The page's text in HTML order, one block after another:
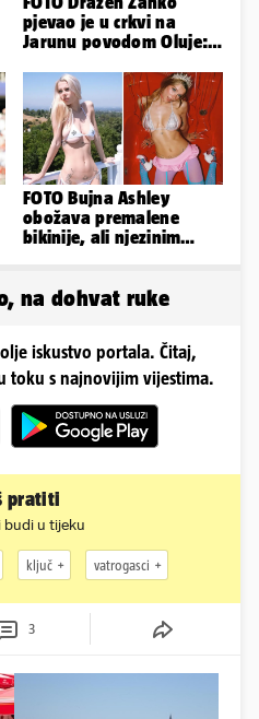
pjevao je u crkvi na
Jarunu povodom Oluje:
nastup
FOTO Bujna Ashley
obožava premalene
bikinije, ali njezinim
na dohvat ruke
iskustvo portala. Čitaj,
toku s najnovijim vijestima.
pratiti
budi u tijeku
ključ vatrogasci
3